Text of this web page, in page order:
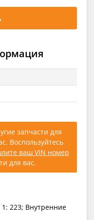
запчасти для
Воспользуйтесь
ваш VIN номер
для вас.
223; Внутренние